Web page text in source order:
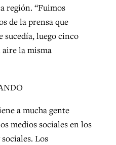
región. “Fuimos
de la prensa que
luego cinco
aire la misma
a mucha gente
medios sociales en los
Los